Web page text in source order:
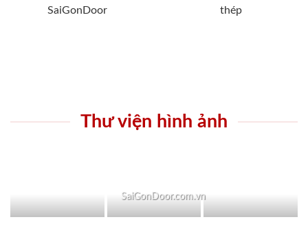
SaiGonDoor
thép
Thư viện hình ảnh
SaiGonDoor.com.vn